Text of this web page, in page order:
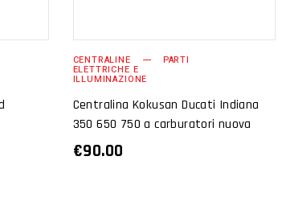
CENTRALINE PARTI
ELETTRICHE E
ILLUMINAZIONE
Centralina Kokusan Ducati Indiana
350 650 750 a carburatori nuova
€90.00